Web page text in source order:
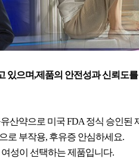
있으며,제품의 안전성과 신뢰도
산약으로 미국 FDA 정식 승인된
로 부작용, 후유증 안심하세요.
성이 선택하는 제품입니다.